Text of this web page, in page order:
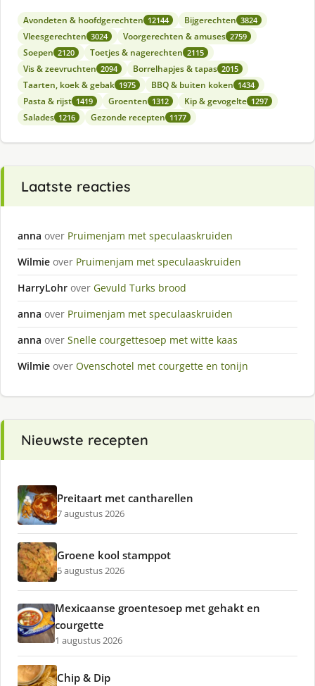
Avondeten & hoofdgerechten 12144 Bijgerechten 3824
Vleesgerechten 3024 Voorgerechten & amuses 2759
Soepen 2120 Toetjes & nagerechten 2115
Vis & zeevruchten 2094 Borrelhapjes & tapas 2015
Taarten, koek & gebak 1975 BBQ & buiten koken 1434
Pasta & rijst 1419 Groenten 1312 Kip & gevogelte 1297
Salades 1216 Gezonde recepten 1177
Laatste reacties
anna over Pruimenjam met speculaaskruiden
Wilmie over Pruimenjam met speculaaskruiden
HarryLohr over Gevuld Turks brood
anna over Pruimenjam met speculaaskruiden
anna over Snelle courgettesoep met witte kaas
Wilmie over Ovenschotel met courgette en tonijn
Nieuwste recepten
Preitaart met cantharellen
7 augustus 2026
Groene kool stamppot
5 augustus 2026
Mexicaanse groentesoep met gehakt en
courgette
1 augustus 2026
Chip & Dip